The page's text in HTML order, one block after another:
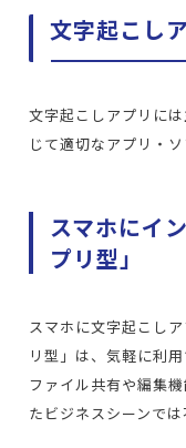
文字起こし
文字起こしアプリに
じて適切なアプリ・
スマホにイ
プリ型」
スマホに文字起こし
リ型」は、気軽に利
ファイル共有や編集
たビジネスシーンでは